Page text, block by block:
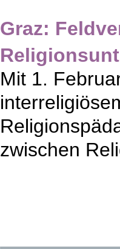
Graz:
Mit 1.
zwischen